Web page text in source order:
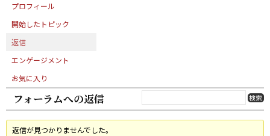
プロフィール
開始したトピック
返信
エンゲージメント
お気に入り
フォーラムへの返信
返信が見つかりませんでした。